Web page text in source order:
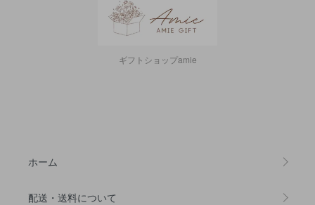
ギフトショップamie
ホーム
配送・送料について